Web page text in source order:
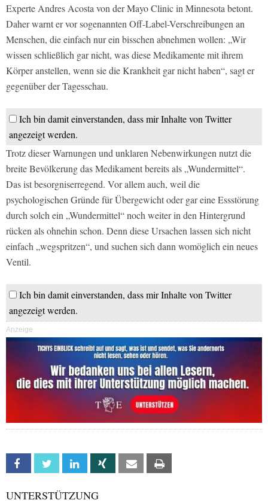
Experte Andres Acosta von der Mayo Clinic in Minnesota betont.
Daher warnt er vor sogenannten Off-Label-Verschreibungen an
Menschen, die einfach nur ein bisschen abnehmen wollen: „Wir
wissen schließlich gar nicht, was diese Medikamente mit ihrem
Körper anstellen, wenn sie die Krankheit gar nicht haben“, sagt er
gegenüber der Tagesschau.
Ich bin damit einverstanden, dass mir Inhalte von Twitter
angezeigt werden.
Trotz dieser Warnungen und unklaren Nebenwirkungen nutzt die
breite Bevölkerung das Medikament bereits als „Wundermittel“.
Das ist besorgniserregend. Vor allem auch, weil die
psychologischen Gründe für Übergewicht oder gar eine Essstörung
durch solch ein „Wundermittel“ noch weiter in den Hintergrund
rücken als ohnehin schon. Denn diese Ursachen lassen sich nicht
einfach „wegspritzen“, und suchen sich dann womöglich ein neues
Ventil.
Ich bin damit einverstanden, dass mir Inhalte von Twitter
angezeigt werden.
Anzeige
Facebook Twitter Linkedin Xing Email
UNTERSTÜTZUNG